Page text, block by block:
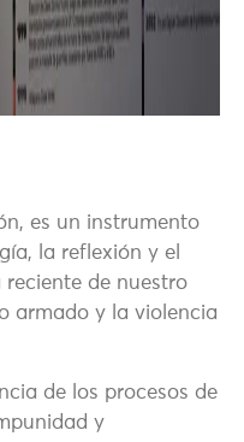
es un instrumento
la reflexión y el
de nuestro
armado y la violencia
de los procesos de
y